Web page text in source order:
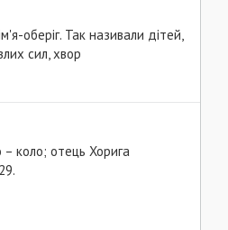
оберіг. Так називали дітей,
сил, хвор
– коло; отець Хорига